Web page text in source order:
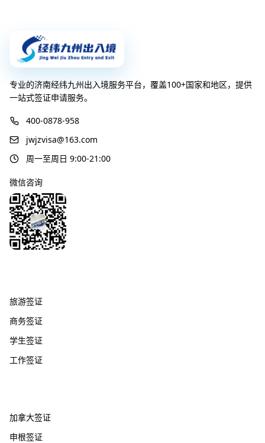
专业的济南经纬九州出入境服务平台，覆盖100+国家和地区，提供
一站式签证申请服务。
400-0878-958
jwjzvisa@163.com
周一至周日 9:00-21:00
微信咨询
旅游签证
商务签证
学生签证
工作签证
加拿大签证
申根签证